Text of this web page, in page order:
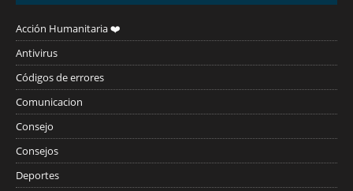
Acción Humanitaria ❤️
Antivirus
Códigos de errores
Comunicacion
Consejo
Consejos
Deportes